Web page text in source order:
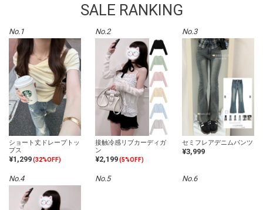
SALE RANKING
No.1
ショート丈ドレープトッ
プス
¥1,299(32%OFF)
No.2
接触冷感リブカーディガ
ン
¥2,199 (5%OFF)
No.3
セミフレアデニムパンツ
¥3,999
No.4 No.5 No.6